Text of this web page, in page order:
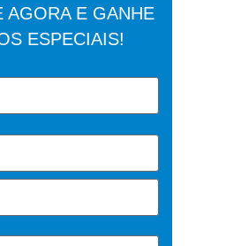
AGORA E GANHE
ESPECIAIS!